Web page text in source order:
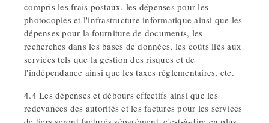
compris les frais postaux, les dépenses pour les
photocopies et l'infrastructure informatique ainsi que les
dépenses pour la fourniture de documents, les
recherches dans les bases de données, les coûts liés aux
services tels que la gestion des risques et de
l'indépendance ainsi que les taxes réglementaires, etc.
4.4 Les dépenses et débours effectifs ainsi que les
redevances des autorités et les factures pour les services